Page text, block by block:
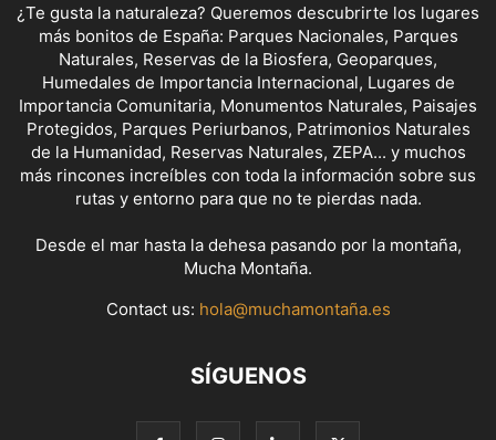
¿Te gusta la naturaleza? Queremos descubrirte los lugares
más bonitos de España: Parques Nacionales, Parques
Naturales, Reservas de la Biosfera, Geoparques,
Humedales de Importancia Internacional, Lugares de
Importancia Comunitaria, Monumentos Naturales, Paisajes
Protegidos, Parques Periurbanos, Patrimonios Naturales
de la Humanidad, Reservas Naturales, ZEPA... y muchos
más rincones increíbles con toda la información sobre sus
rutas y entorno para que no te pierdas nada.
Desde el mar hasta la dehesa pasando por la montaña,
Mucha Montaña.
Contact us: hola@muchamontaña.es
SÍGUENOS